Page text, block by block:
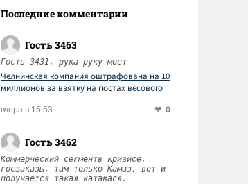
Последние комментарии
Гость 3463
Гость 3431, рука руку моет
Челнинская компания оштрафована на 10
миллионов за взятку на постах весового
вчера в 15:53 0
Гость 3462
Коммерческий сегментв кризисе,
госзаказы, там только Камаз, вот и
получается такая катавася.